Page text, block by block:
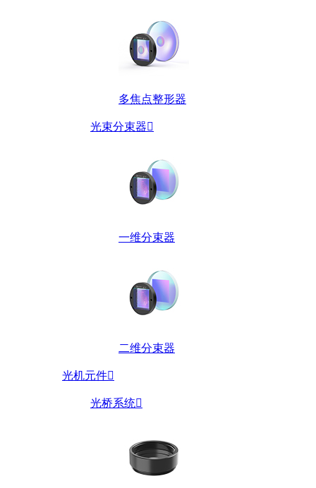
多焦点整形器
光束分束器
一维分束器
二维分束器
光机元件
光桥系统